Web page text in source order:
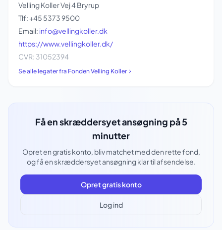
Velling Koller Vej 4 Bryrup
Tlf: +45 5373 9500
Email: info@vellingkoller.dk
https://www.vellingkoller.dk/
CVR: 31052394
Se alle legater fra Fonden Velling Koller
Få en skræddersyet ansøgning på 5
minutter
Opret en gratis konto, bliv matchet med den rette fond,
og få en skræddersyet ansøgning klar til afsendelse.
Opret gratis konto
Log ind